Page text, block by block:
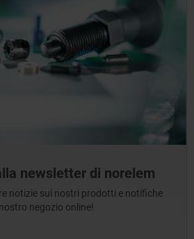
newsletter di norelem
notizie sui nostri prodotti e notifiche
negozio online!